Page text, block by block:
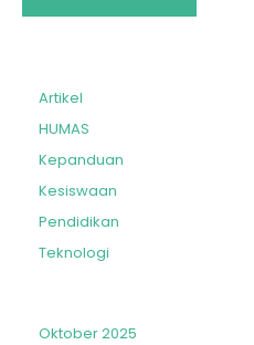
Artikel
HUMAS
Kepanduan
Kesiswaan
Pendidikan
Teknologi
Oktober 2025